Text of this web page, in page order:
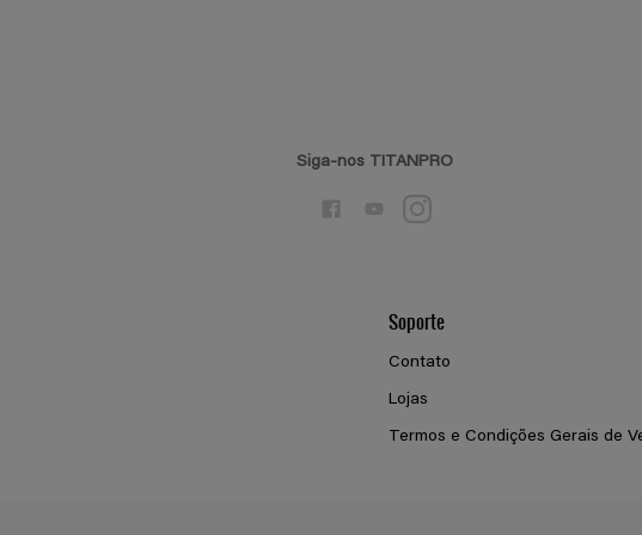
Siga-nos TITANPRO
Soporte
Contato
Lojas
Termos e Condições Gerais de